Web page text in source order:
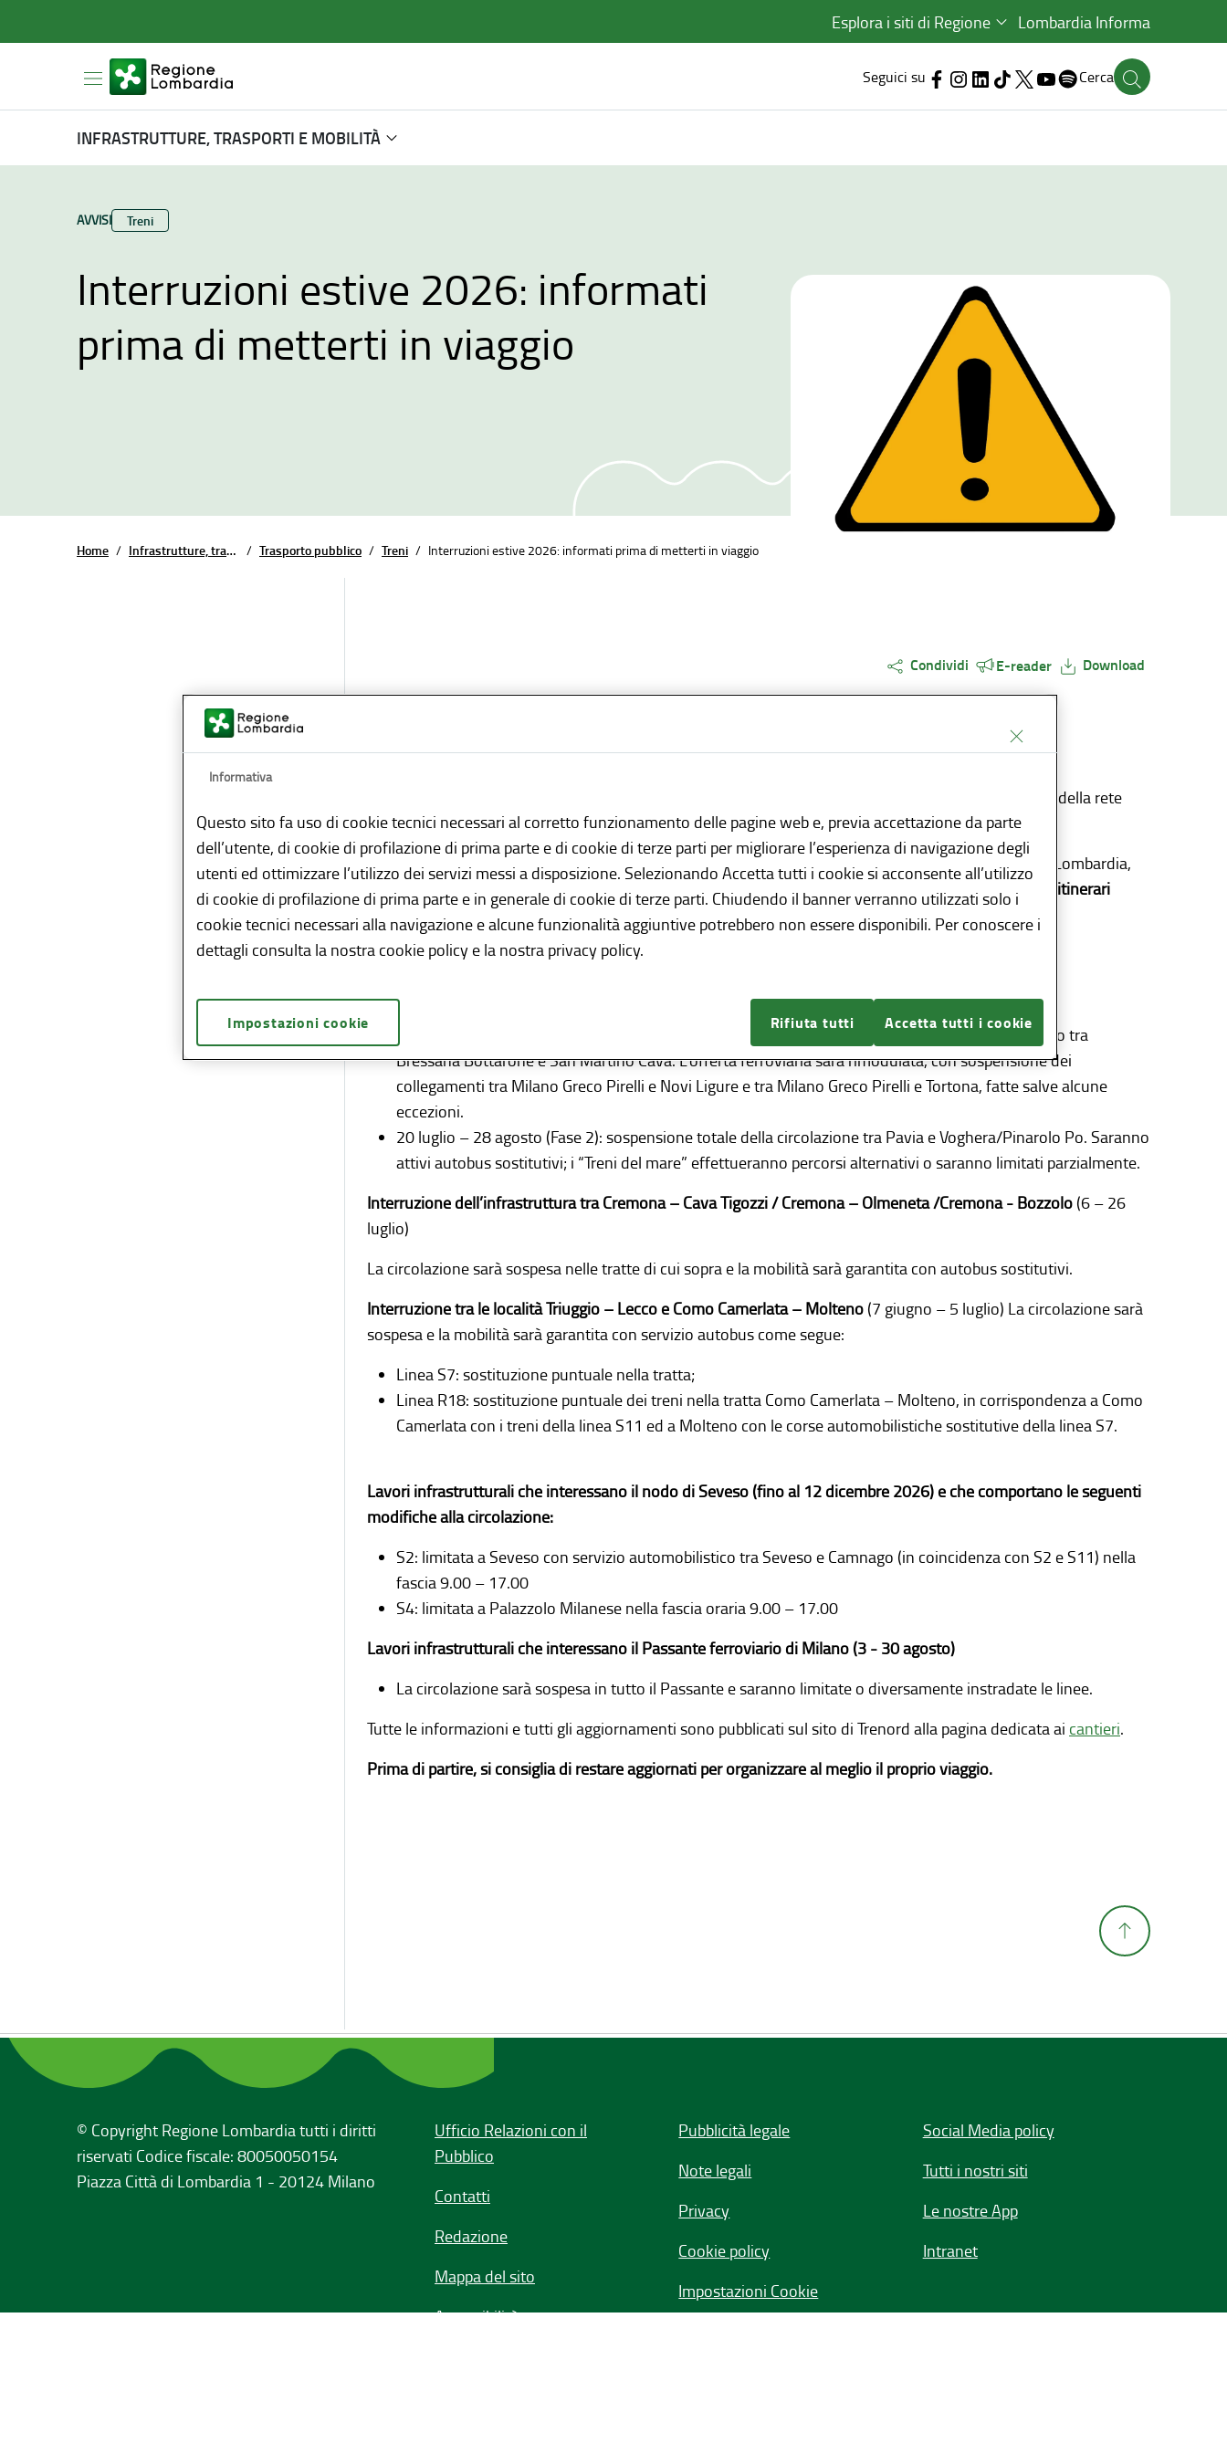
Esplora i siti di Regione Lombardia Informa
Seguici su Cerca
INFRASTRUTTURE, TRASPORTI E MOBILITÀ
TIPO CONTENUTO:
AVVISI Categoria:
Treni
Interruzioni estive 2026: informati
prima di metterti in viaggio
Home / Infrastrutture, trasporti e mobilità / Trasporto pubblico / Treni / Interruzioni estive 2026: informati prima di metterti in viaggio
Condividi E-reader Download
A partire dall’inizio del mese di giugno, a causa di necessari lavori di potenziamento e manutenzione della rete
infrastrutturale ,sono previste alcune interruzioni con riflessi sulla circolazione ferroviaria.
Per garantire soluzioni di viaggio che consentano gli spostamenti tra le località interessate, Regione Lombardia,
con Trenord, gestore del servizio ferroviario regionale,
predispone servizi automobilistici sostitutivi e itinerari
ferroviari alternativi.
Si riportano di seguito le principali interruzioni e le relative sostituzioni di servizio.
Interruzioni per lavori al ponte stradale e ferroviario sul Po (3 giugno – 30 settembre)
3 giugno – 19 luglio (Fase 1) e 29 agosto – 30 settembre (Fase 3): circolazione su un unico binario tra
Bressana Bottarone e San Martino Cava. L’offerta ferroviaria sarà rimodulata, con sospensione dei
collegamenti tra Milano Greco Pirelli e Novi Ligure e tra Milano Greco Pirelli e Tortona, fatte salve alcune
eccezioni.
20 luglio – 28 agosto (Fase 2): sospensione totale della circolazione tra Pavia e Voghera/Pinarolo Po. Saranno
attivi autobus sostitutivi; i “Treni del mare” effettueranno percorsi alternativi o saranno limitati parzialmente.
Interruzione dell’infrastruttura tra Cremona – Cava Tigozzi / Cremona – Olmeneta /Cremona - Bozzolo (6 – 26
luglio)
La circolazione sarà sospesa nelle tratte di cui sopra e la mobilità sarà garantita con autobus sostitutivi.
Interruzione tra le località Triuggio – Lecco e Como Camerlata – Molteno (7 giugno – 5 luglio) La circolazione sarà
sospesa e la mobilità sarà garantita con servizio autobus come segue:
Linea S7: sostituzione puntuale nella tratta;
Linea R18: sostituzione puntuale dei treni nella tratta Como Camerlata – Molteno, in corrispondenza a Como
Camerlata con i treni della linea S11 ed a Molteno con le corse automobilistiche sostitutive della linea S7.
Lavori infrastrutturali che interessano il nodo di Seveso (fino al 12 dicembre 2026) e che comportano le seguenti
modifiche alla circolazione:
S2: limitata a Seveso con servizio automobilistico tra Seveso e Camnago (in coincidenza con S2 e S11) nella
fascia 9.00 – 17.00
S4: limitata a Palazzolo Milanese nella fascia oraria 9.00 – 17.00
Lavori infrastrutturali che interessano il Passante ferroviario di Milano (3 - 30 agosto)
La circolazione sarà sospesa in tutto il Passante e saranno limitate o diversamente instradate le linee.
Tutte le informazioni e tutti gli aggiornamenti sono pubblicati sul sito di Trenord alla pagina dedicata ai cantieri.
Prima di partire, si consiglia di restare aggiornati per organizzare al meglio il proprio viaggio.
© Copyright Regione Lombardia tutti i diritti
riservati Codice fiscale: 80050050154
Piazza Città di Lombardia 1 - 20124 Milano
Ufficio Relazioni con il
Pubblico
Contatti
Redazione
Mappa del sito
Accessibilità
Pubblicità legale
Note legali
Privacy
Cookie policy
Impostazioni Cookie
Social Media policy
Tutti i nostri siti
Le nostre App
Intranet
Informativa
Questo sito fa uso di cookie tecnici necessari al corretto funzionamento delle pagine web e, previa accettazione da parte
dell’utente, di cookie di profilazione di prima parte e di cookie di terze parti per migliorare l’esperienza di navigazione degli
utenti ed ottimizzare l’utilizzo dei servizi messi a disposizione. Selezionando Accetta tutti i cookie si acconsente all’utilizzo
di cookie di profilazione di prima parte e in generale di cookie di terze parti. Chiudendo il banner verranno utilizzati solo i
cookie tecnici necessari alla navigazione e alcune funzionalità aggiuntive potrebbero non essere disponibili. Per conoscere i
dettagli consulta la nostra cookie policy e la nostra privacy policy.
Impostazioni cookie Rifiuta tutti Accetta tutti i cookie